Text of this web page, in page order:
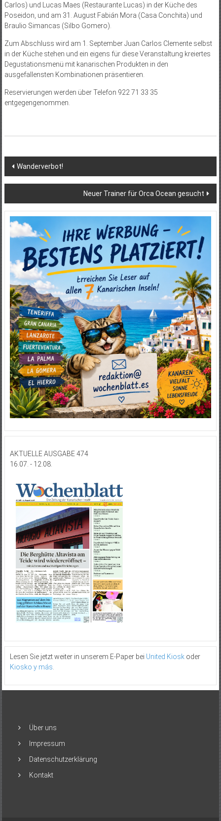
Carlos) und Lucas Maes (Restaurante Lucas) in der Küche des
Poseidon, und am 31. August Fabián Mora (Casa Conchita) und
Braulio Simancas (Silbo Gomero).
Zum Abschluss wird am 1. September Juan Carlos Clemente selbst
in der Küche stehen und ein eigens für diese Veranstaltung kreiertes
Degustationsmenü mit kanarischen Produkten in den
ausgefallensten Kombinationen präsentieren.
Reservierungen werden über Telefon 922 71 33 35
entgegengenommen.
Beitragsnavigation
Wanderverbot!
Neuer Trainer für Orca Ocean gesucht
AKTUELLE AUSGABE 474
16.07. - 12.08.
Lesen Sie jetzt weiter in unserem E-Paper bei United Kioskoder
Kiosko y más.
Über uns
Impressum
Datenschutzerklärung
Kontakt